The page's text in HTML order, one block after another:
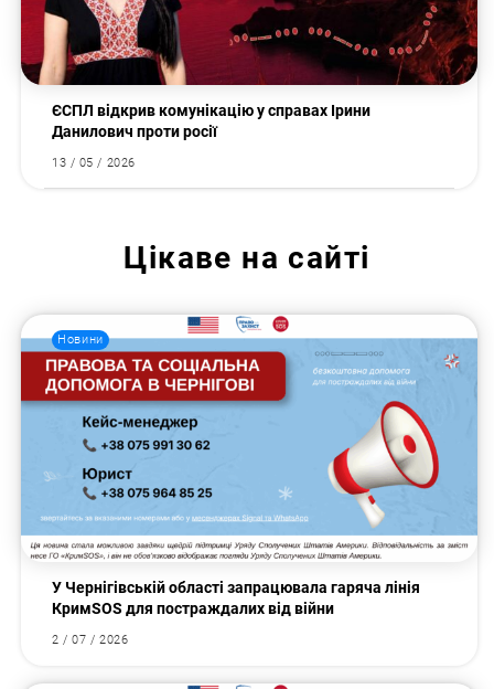
ЄСПЛ відкрив комунікацію у справах Ірини
Данилович проти росії
13 / 05 / 2026
Цікаве на сайті
Новини
У Чернігівській області запрацювала гаряча лінія
КримSOS для постраждалих від війни
2 / 07 / 2026